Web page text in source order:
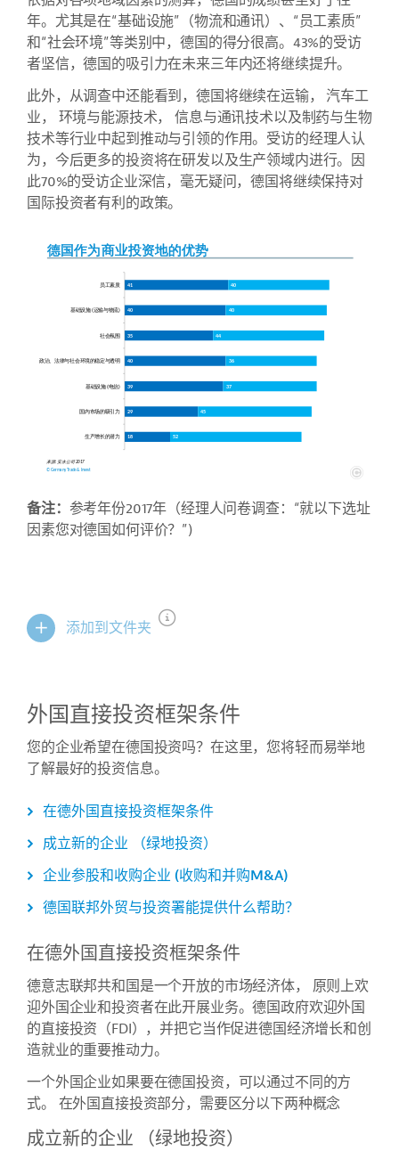
年。尤其是在“基础设施”（物流和通讯）、“员工素质”
和“社会环境”等类别中，德国的得分很高。43%的受访
者坚信，德国的吸引力在未来三年内还将继续提升。
此外，从调查中还能看到，德国将继续在运输， 汽车工
业， 环境与能源技术， 信息与通讯技术以及制药与生物
技术等行业中起到推动与引领的作用。受访的经理人认
为，今后更多的投资将在研发以及生产领域内进行。因
此70%的受访企业深信，毫无疑问，德国将继续保持对
国际投资者有利的政策。
备注： 参考年份2017年（经理人问卷调查：“就以下选址
因素您对德国如何评价？”)
添加到文件夹
外国直接投资框架条件
您的企业希望在德国投资吗？在这里，您将轻而易举地
了解最好的投资信息。
在德外国直接投资框架条件
成立新的企业 （绿地投资）
企业参股和收购企业 (收购和并购M&A)
德国联邦外贸与投资署能提供什么帮助？
在德外国直接投资框架条件
德意志联邦共和国是一个开放的市场经济体， 原则上欢
迎外国企业和投资者在此开展业务。德国政府欢迎外国
的直接投资（FDI），并把它当作促进德国经济增长和创
造就业的重要推动力。
一个外国企业如果要在德国投资，可以通过不同的方
式。 在外国直接投资部分，需要区分以下两种概念
成立新的企业 （绿地投资）